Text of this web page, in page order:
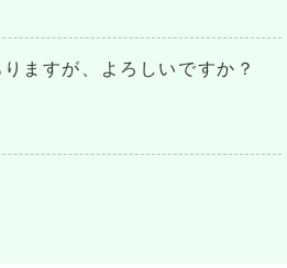
ますが、よろしいですか？